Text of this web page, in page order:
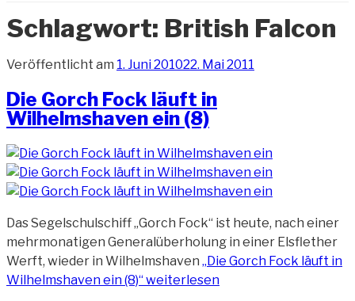
Schlagwort: British Falcon
Veröffentlicht am 1. Juni 201022. Mai 2011
Die Gorch Fock läuft in
Wilhelmshaven ein (8)
Das Segelschulschiff „Gorch Fock“ ist heute, nach einer
mehrmonatigen Generalüberholung in einer Elsflether
Werft, wieder in Wilhelmshaven „Die Gorch Fock läuft in
Wilhelmshaven ein (8)“weiterlesen